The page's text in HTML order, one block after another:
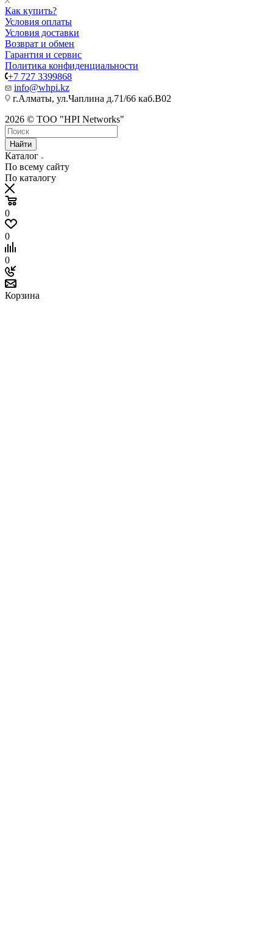
Как купить?
Условия оплаты
Условия доставки
Возврат и обмен
Гарантия и сервис
Политика конфиденциальности
+7 727 3399868
info@whpi.kz
г.Алматы, ул.Чаплина д.71/66 каб.B02
2026 © ТОО "HPI Networks"
Найти
Каталог
По всему сайту
По каталогу
0
0
0
Корзина